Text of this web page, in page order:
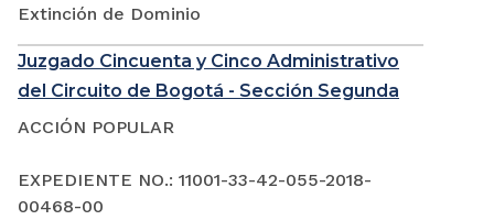
Extinción de Dominio
Juzgado Cincuenta y Cinco Administrativo
del Circuito de Bogotá - Sección Segunda
ACCIÓN POPULAR
EXPEDIENTE NO.: 11001-33-42-055-2018-
00468-00